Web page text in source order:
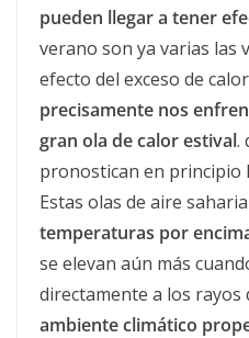
pueden llegar a tener
verano son ya varias las
efecto del exceso de
precisamente nos
gran ola de calor estival.
pronostican en principio
Estas olas de aire
temperaturas por
se elevan aún más
directamente a los rayos
ambiente climático